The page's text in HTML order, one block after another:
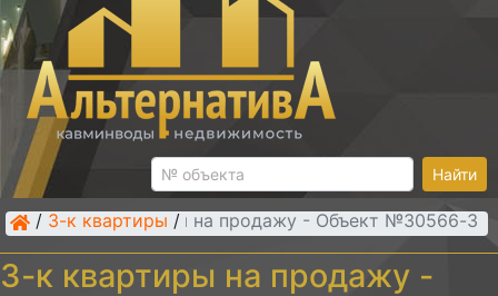
Найти
/ 3-к квартиры / 3-к квартиры на продажу - Объект №30566
3-к квартиры на продажу -